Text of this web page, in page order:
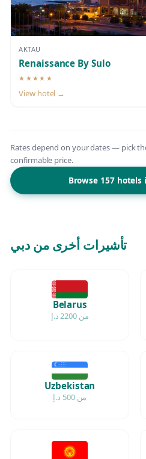
AKTAU
Renaissance By Sulo
★★★★★
5-star hotel
View hotel →
Rates depend on your dates — pick
confirmable price.
تأشيرات أخرى من دبي
Belarus
من 2200 د.إ
Uzbekistan
من 500 د.إ